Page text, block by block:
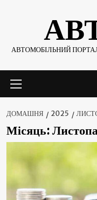
АВТОМОБІЛЬНИЙ
меню
ДОМАШНЯ 2025
Місяць: